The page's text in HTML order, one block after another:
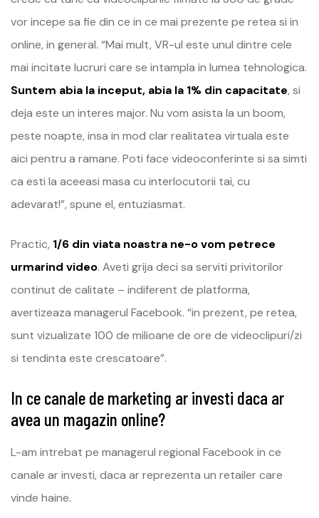
vor incepe sa fie din ce in ce mai prezente pe retea si in
online, in general. “Mai mult, VR-ul este unul dintre cele
mai incitate lucruri care se intampla in lumea tehnologica.
Suntem abia la inceput, abia la 1% din capacitate, si
deja este un interes major. Nu vom asista la un boom,
peste noapte, insa in mod clar realitatea virtuala este
aici pentru a ramane. Poti face videoconferinte si sa simti
ca esti la aceeasi masa cu interlocutorii tai, cu
adevarat!”, spune el, entuziasmat.
Practic, 1/6 din viata noastra ne-o vom petrece
urmarind video. Aveti grija deci sa serviti privitorilor
continut de calitate – indiferent de platforma,
avertizeaza managerul Facebook. “in prezent, pe retea,
sunt vizualizate 100 de milioane de ore de videoclipuri/zi
si tendinta este crescatoare”.
In ce canale de marketing ar investi daca ar
avea un magazin online?
L-am intrebat pe managerul regional Facebook in ce
canale ar investi, daca ar reprezenta un retailer care
vinde haine.